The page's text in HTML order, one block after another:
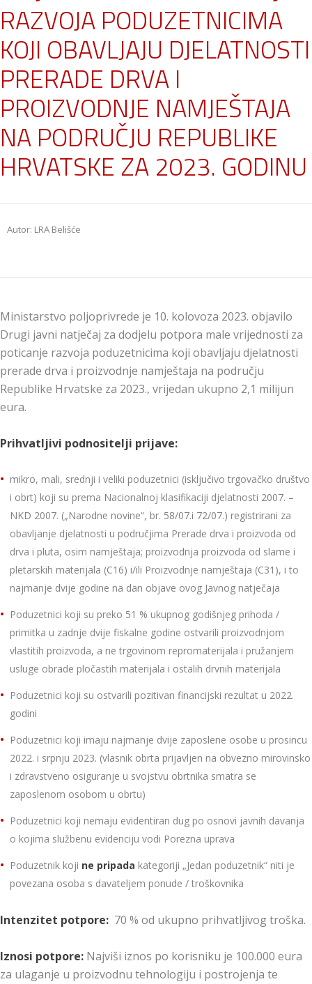
RAZVOJA PODUZETNICIMA
KOJI OBAVLJAJU DJELATNOSTI
PRERADE DRVA I
PROIZVODNJE NAMJEŠTAJA
NA PODRUČJU REPUBLIKE
HRVATSKE ZA 2023. GODINU
Autor: LRA Belišće
Ministarstvo poljoprivrede je 10. kolovoza 2023. objavilo
Drugi javni natječaj za dodjelu potpora male vrijednosti za
poticanje razvoja poduzetnicima koji obavljaju djelatnosti
prerade drva i proizvodnje namještaja na području
Republike Hrvatske za 2023., vrijedan ukupno 2,1 milijun
eura.
Prihvatljivi podnositelji prijave:
mikro, mali, srednji i veliki poduzetnici (isključivo trgovačko društvo
i obrt) koji su prema Nacionalnoj klasifikaciji djelatnosti 2007. –
NKD 2007. („Narodne novine“, br. 58/07.i 72/07.) registrirani za
obavljanje djelatnosti u područjima Prerade drva i proizvoda od
drva i pluta, osim namještaja; proizvodnja proizvoda od slame i
pletarskih materijala (C16) i/ili Proizvodnje namještaja (C31), i to
najmanje dvije godine na dan objave ovog Javnog natječaja
Poduzetnici koji su preko 51 % ukupnog godišnjeg prihoda /
primitka u zadnje dvije fiskalne godine ostvarili proizvodnjom
vlastitih proizvoda, a ne trgovinom repromaterijala i pružanjem
usluge obrade pločastih materijala i ostalih drvnih materijala
Poduzetnici koji su ostvarili pozitivan financijski rezultat u 2022.
godini
Poduzetnici koji imaju najmanje dvije zaposlene osobe u prosincu
2022. i srpnju 2023. (vlasnik obrta prijavljen na obvezno mirovinsko
i zdravstveno osiguranje u svojstvu obrtnika smatra se
zaposlenom osobom u obrtu)
Poduzetnici koji nemaju evidentiran dug po osnovi javnih davanja
o kojima službenu evidenciju vodi Porezna uprava
Poduzetnik koji ne pripada kategoriji „Jedan poduzetnik“ niti je
povezana osoba s davateljem ponude / troškovnika
Intenzitet potpore: 70 % od ukupno prihvatljivog troška.
Iznosi potpore: Najviši iznos po korisniku je 100.000 eura
za ulaganje u proizvodnu tehnologiju i postrojenja te